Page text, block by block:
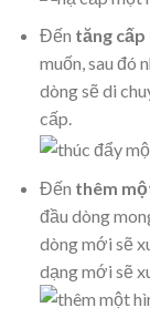
Đến tăng cấp
muốn, sau đó
dòng sẽ di
cấp.
Đến thêm
đầu dòng
dòng mới sẽ
dạng mới sẽ